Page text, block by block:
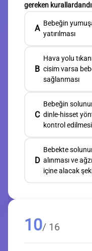
gereken
A
Bebeğin
yatırılması
B
Hava yolu
cisim varsa
sağlanması
C
Bebeğin
dinle-hisset
kontrol edilmesi
D
Bebekte
alınması ve
içine alacak
10/ 16